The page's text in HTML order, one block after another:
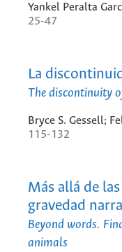
Yankel Peralta
25-47
La
The discontinuity
Bryce S. Gessell;
115-132
Más allá de
gravedad
Beyond words.
animals